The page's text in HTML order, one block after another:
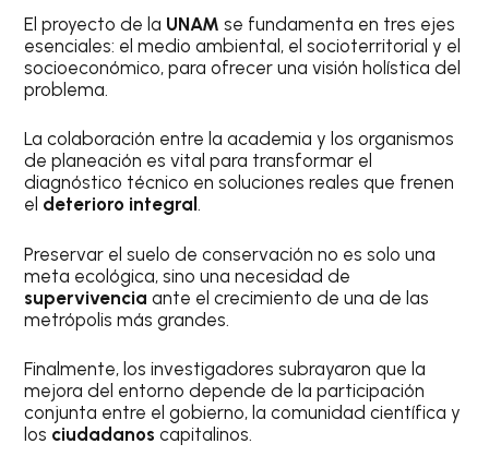
El proyecto de la UNAM se fundamenta en tres ejes
esenciales: el medio ambiental, el socioterritorial y el
socioeconómico, para ofrecer una visión holística del
problema.
La colaboración entre la academia y los organismos
de planeación es vital para transformar el
diagnóstico técnico en soluciones reales que frenen
el deterioro integral.
Preservar el suelo de conservación no es solo una
meta ecológica, sino una necesidad de
supervivenciaante el crecimiento de una de las
metrópolis más grandes.
Finalmente, los investigadores subrayaron que la
mejora del entorno depende de la participación
conjunta entre el gobierno, la comunidad científica y
los ciudadanos capitalinos.